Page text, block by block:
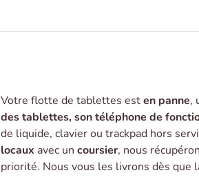
Votre flotte de tablettes esten panne,
des tablettes, son téléphone de
de liquide, clavier ou trackpad hors
locaux avec un coursier, nous
priorité. Nous vous les livrons dès que